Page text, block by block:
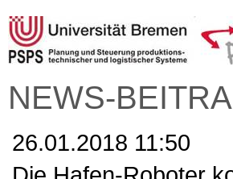
NEWS-
26.01.2018 11:50